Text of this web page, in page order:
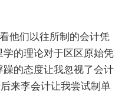
他们以往所制的会计凭
的理论对于区区原始凭
的态度让我忽视了会计
来李会计让我尝试制单